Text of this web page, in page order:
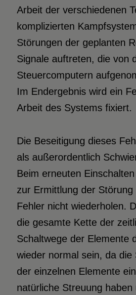
Arbeit der verschiedenen
komplizierten
Störungen der geplanten
Signale auftreten, die von
Steuercomputern
Im Endergebnis wird ein
Arbeit des Systems fixiert.
Die Beseitigung dieses
als außerordentlich
Beim erneuten
zur Ermittlung der
Fehler nicht wiederholen.
die gesamte Kette der
Schaltwege der Elemente
wieder normal sein, da die
der einzelnen Elemente
natürliche Streuung haben